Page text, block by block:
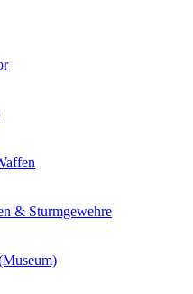
& Sturmgewehre